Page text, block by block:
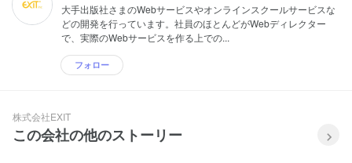
大手出版社さまのWebサービスやオンラインスクールサービスな
どの開発を行っています。社員のほとんどがWebディレクター
で、実際のWebサービスを作る上での...
フォロー
株式会社EXIT
この会社の他のストーリー